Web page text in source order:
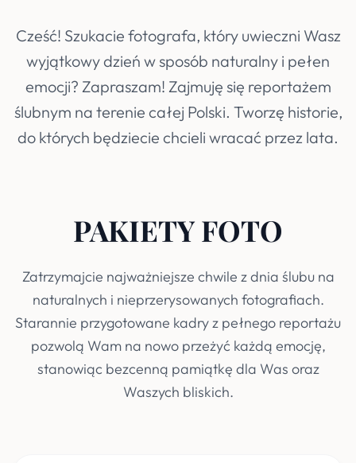
Cześć! Szukacie fotografa, który uwieczni Wasz
wyjątkowy dzień w sposób naturalny i pełen
emocji? Zapraszam! Zajmuję się reportażem
ślubnym na terenie całej Polski. Tworzę historie,
do których będziecie chcieli wracać przez lata.
PAKIETY FOTO
Zatrzymajcie najważniejsze chwile z dnia ślubu na
naturalnych i nieprzerysowanych fotografiach.
Starannie przygotowane kadry z pełnego reportażu
pozwolą Wam na nowo przeżyć każdą emocję,
stanowiąc bezcenną pamiątkę dla Was oraz
Waszych bliskich.